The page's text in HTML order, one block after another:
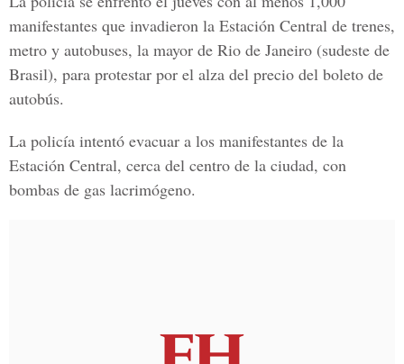
manifestantes que invadieron la Estación Central de trenes,
metro y autobuses, la mayor de Rio de Janeiro (sudeste de
Brasil), para protestar por el alza del precio del boleto de
autobús.
La policía intentó evacuar a los manifestantes de la
Estación Central, cerca del centro de la ciudad, con
bombas de gas lacrimógeno.